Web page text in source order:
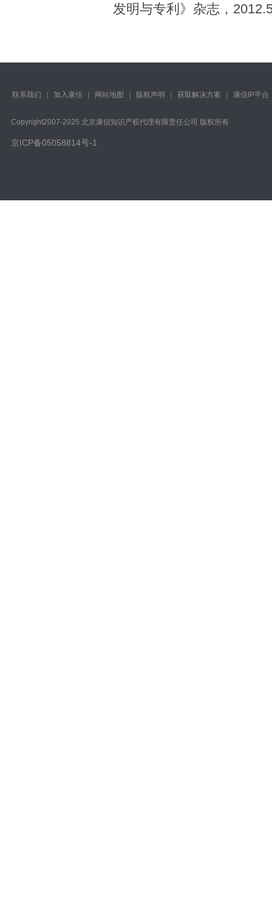
发明与专利》杂志，
联系我们 加入康信 网站地图 版权声明 获取解决方案 康信IP平台
Copyright️2007-2025 北京康信知识产权代理有限责任公司 版权所有
京ICP备05058814号-1